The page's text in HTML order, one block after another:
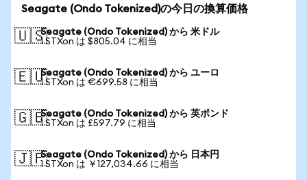
Seagate (Ondo Tokenized)の今日の換算価格
🇺🇸Seagate (Ondo Tokenized) から 米ドル
1 STXon は $805.04 に相当
🇪🇺Seagate (Ondo Tokenized) から ユーロ
1 STXon は €699.58 に相当
🇬🇧Seagate (Ondo Tokenized) から 英ポンド
1 STXon は £597.79 に相当
🇯🇵Seagate (Ondo Tokenized) から 日本円
1 STXon は ￥127,034.66 に相当